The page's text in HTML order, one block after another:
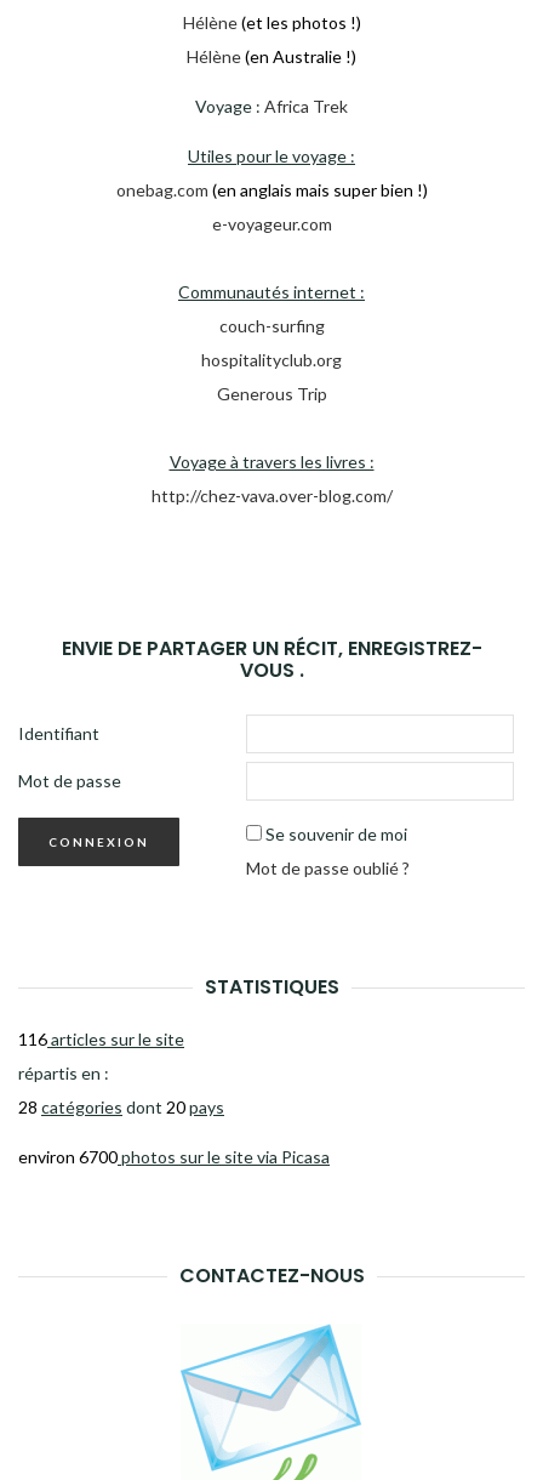
Hélène (et les photos !)
Hélène(en Australie !)
Voyage : Africa Trek
Utiles pour le voyage :
onebag.com (en anglais mais super bien !)
e-voyageur.com
Communautés internet :
couch-surfing
hospitalityclub.org
Generous Trip
Voyage à travers les livres :
http://chez-vava.over-blog.com/
ENVIE DE PARTAGER UN RÉCIT, ENREGISTREZ-
VOUS .
Identifiant
Mot de passe
Se souvenir de moi
Mot de passe oublié ?
STATISTIQUES
116articles sur le site
répartis en :
28 catégories dont 20pays
environ 6700photos sur le site via Picasa
CONTACTEZ-NOUS